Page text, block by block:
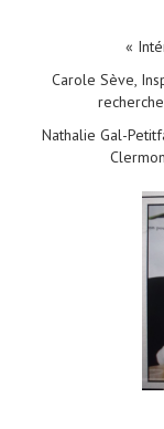
«
Carole Sève,
Nathalie Gal-